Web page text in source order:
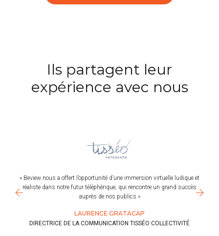
Ils partagent leur
expérience avec nous
« Beview nous a offert l’opportunité d’une immersion virtuelle ludique et
réaliste dans notre futur téléphérique, qui rencontre un grand succès
auprès de nos publics »
LAURENCE GRATACAP
DIRECTRICE DE LA COMMUNICATION TISSÉO COLLECTIVITÉ